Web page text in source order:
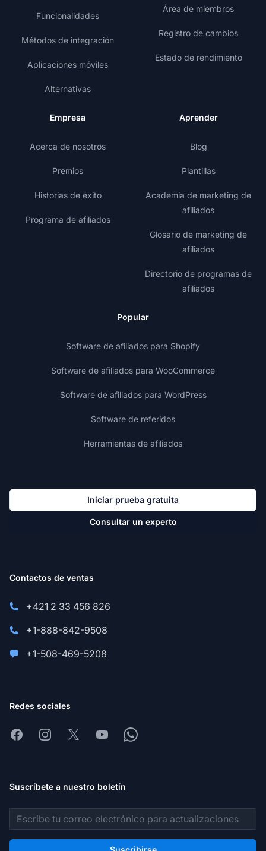
Funcionalidades
Métodos de integración
Aplicaciones móviles
Alternativas
Área de miembros
Registro de cambios
Estado de rendimiento
Empresa
Acerca de nosotros
Premios
Historias de éxito
Programa de afiliados
Aprender
Blog
Plantillas
Academia de marketing de
afiliados
Glosario de marketing de
afiliados
Directorio de programas de
afiliados
Popular
Software de afiliados para Shopify
Software de afiliados para WooCommerce
Software de afiliados para WordPress
Software de referidos
Herramientas de afiliados
Iniciar prueba gratuita
Consultar un experto
Contactos de ventas
+421 2 33 456 826
+1-888-842-9508
+1-508-469-5208
Redes sociales
FacebookInstagram
X YoutubeWhatsapp
Suscríbete a nuestro boletín
Dirección de correo electrónico